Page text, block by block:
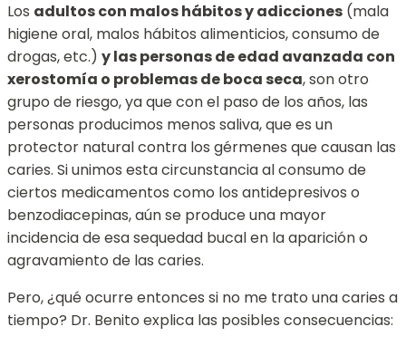
Los adultos con malos hábitos y adicciones (mala
higiene oral, malos hábitos alimenticios, consumo de
drogas, etc.) y las personas de edad avanzada con
xerostomía o problemas de boca seca, son otro
grupo de riesgo, ya que con el paso de los años, las
personas producimos menos saliva, que es un
protector natural contra los gérmenes que causan las
caries. Si unimos esta circunstancia al consumo de
ciertos medicamentos como los antidepresivos o
benzodiacepinas, aún se produce una mayor
incidencia de esa sequedad bucal en la aparición o
agravamiento de las caries.
Pero, ¿qué ocurre entonces si no me trato una caries a
tiempo? Dr. Benito explica las posibles consecuencias: